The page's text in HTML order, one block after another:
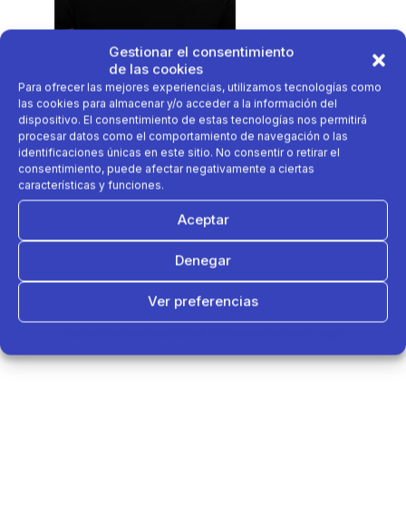
Gestionar el consentimiento
de las cookies
Para ofrecer las mejores experiencias, utilizamos tecnologías como
las cookies para almacenar y/o acceder a la información del
dispositivo. El consentimiento de estas tecnologías nos permitirá
procesar datos como el comportamiento de navegación o las
identificaciones únicas en este sitio. No consentir o retirar el
consentimiento, puede afectar negativamente a ciertas
características y funciones.
Aceptar
Denegar
Ver preferencias